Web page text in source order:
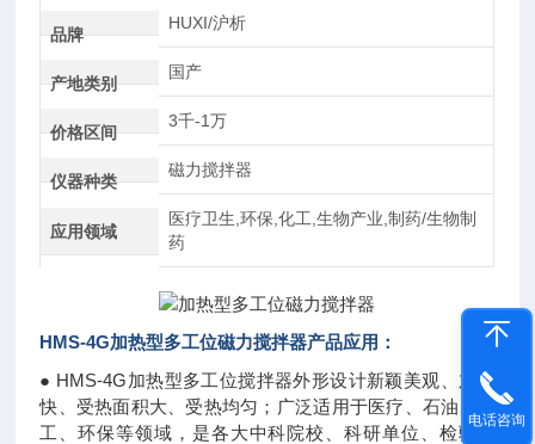
品牌
HUXI/沪析
产地类别
国产
价格区间
3千-1万
仪器种类
磁力搅拌器
应用领域
医疗卫生,环保,化工,生物产业,制药/生物制
药
HMS-4G加热型多工位磁力搅拌器产品应用：
● HMS-4G加热型多工位搅拌器外形设计新颖美观、加热
快、受热面积大、受热均匀；广泛适用于医疗、石油、化
工、环保等领域，是各大中科院校、科研单位、检验检
电话咨询